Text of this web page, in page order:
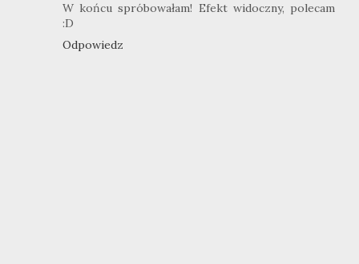
W końcu spróbowałam! Efekt widoczny, polecam
:D
Odpowiedz